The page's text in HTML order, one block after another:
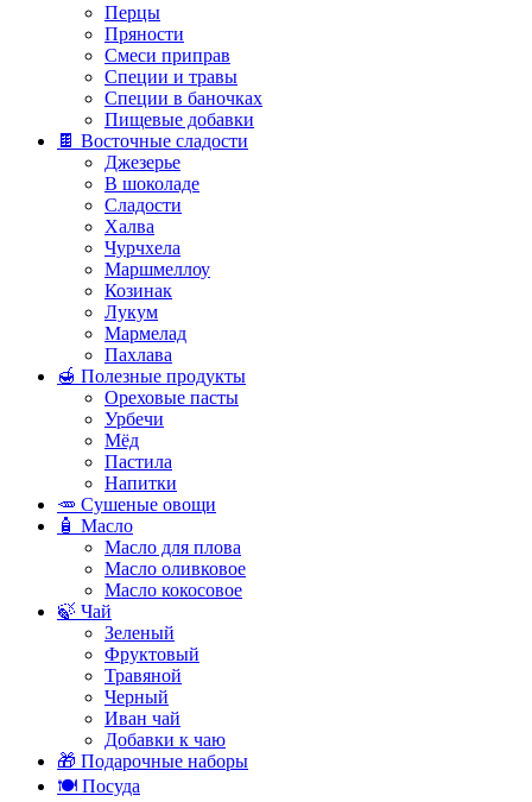
Перцы
Пряности
Смеси приправ
Специи и травы
Специи в баночках
Пищевые добавки
🍫 Восточные сладости
Джезерье
В шоколаде
Сладости
Халва
Чурчхела
Маршмеллоу
Козинак
Лукум
Мармелад
Пахлава
🍯 Полезные продукты
Ореховые пасты
Урбечи
Мёд
Пастила
Напитки
🥕 Сушеные овощи
🧴 Масло
Масло для плова
Масло оливковое
Масло кокосовое
🍃 Чай
Зеленый
Фруктовый
Травяной
Черный
Иван чай
Добавки к чаю
🎁 Подарочные наборы
🍽️ Посуда